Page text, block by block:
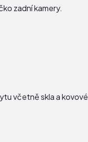
zadní kamery.
včetně skla a